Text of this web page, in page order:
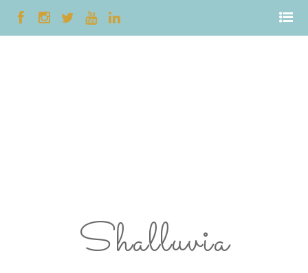
Shalluvia